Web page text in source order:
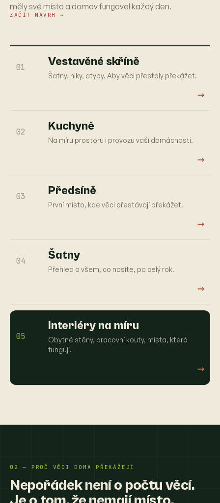
měly své místo a domov fungoval každý den.
ZAČÍT NÁVRH →
01 Vestavěné skříně
Šatny, niky, atypy. Aby věci přestaly překážet.
→
02 Kuchyně
Na míru prostoru i provozu vaší domácnosti.
→
03 Předsíně
První místo, kde věci přestávají překážet.
→
04 Šatny
Přehled o všem, co nosíte, po celý rok.
→
05
Interiéry na míru
Obytné stěny, pracovní kouty, místa, která
fungují.
→
02 — PROČ VĚCI DOMA PŘEKÁŽEJÍ
Nepořádek není o počtu věcí.